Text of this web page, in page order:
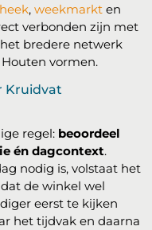
,weekmarkt en
verbonden zijn met
bredere netwerk
vormen.
Kruidvat
regel: beoordeel
én dagcontext.
nodig is, volstaat het
de winkel wel
eerst te kijken
het tijdvak en daarna